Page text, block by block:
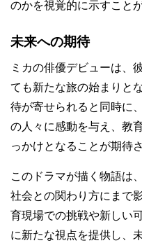
のかを視覚的に示すこと
未来への期待
ミカの俳優デビューは、
ても新たな旅の始まりと
待が寄せられると同時に
の人々に感動を与え、教
っかけとなることが期待
このドラマが描く物語は
社会との関わり方にまで
育現場での挑戦や新しい
に新たな視点を提供し、